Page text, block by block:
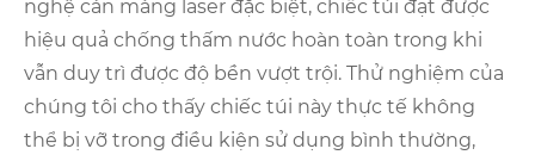
nghệ cán màng laser đặc biệt, chiếc túi đạt được
hiệu quả chống thấm nước hoàn toàn trong khi
vẫn duy trì được độ bền vượt trội. Thử nghiệm của
chúng tôi cho thấy chiếc túi này thực tế không
thể bị vỡ trong điều kiện sử dụng bình thường,